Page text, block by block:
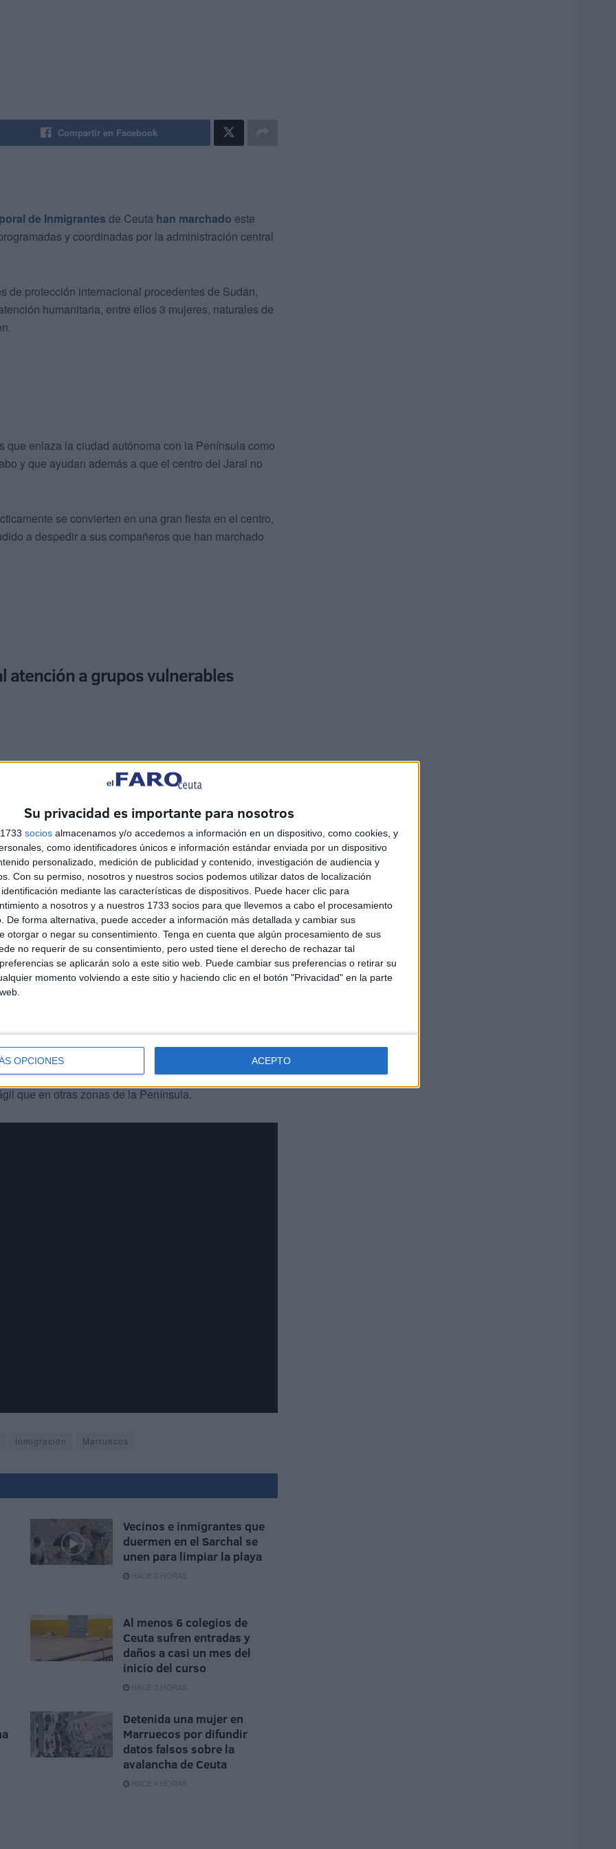
Su privacidad es importante para nosotros
socios almacenamos y/o accedemos a información en un dispositivo, como cookies, y
como identificadores únicos e información estándar enviada por un dispositivo
personalizado, medición de publicidad y contenido, investigación de audiencia y
Con su permiso, nosotros y nuestros socios podemos utilizar datos de localización
mediante las características de dispositivos. Puede hacer clic para
a nosotros y a nuestros 1733 socios para que llevemos a cabo el procesamiento
De forma alternativa, puede acceder a información más detallada y cambiar sus
otorgar o negar su consentimiento. Tenga en cuenta que algún procesamiento de sus
no requerir de su consentimiento, pero usted tiene el derecho de rechazar tal
se aplicarán solo a este sitio web. Puede cambiar sus preferencias o retirar su
momento volviendo a este sitio y haciendo clic en el botón "Privacidad" en la parte
OPCIONES ACEPTO
Compartir en Facebook
de Inmigrantes de Ceuta han marchado este
y coordinadas por la administración central
de protección internacional procedentes de Sudán,
humanitaria, entre ellos 3 mujeres, naturales de
que enlaza la ciudad autónoma con la Península como
y que ayudan además a que el centro del Jaral no
se convierten en una gran fiesta en el centro,
a despedir a sus compañeros que han marchado
atención a grupos vulnerables
todas las semanas, todas ellas
de una orientación al llegar alotro lado del
grupos vulnerables, los colectivos integrados por
protección para que tengan una prioridad en la
cruzado la valla o bordeado a nado el espigón,
a la Península o residir en algún punto de Europa.
en la frontera sur.
son los que tienen mayor presencia en las
(rusos y sudamericanos) para pedir un asilo
que en otras zonas de la Península.
Inmigración Marruecos
Vecinos e inmigrantes que
duermen en el Sarchal se
unen para limpiar la playa
HACE 2 HORAS
Al menos 6 colegios de
Ceuta sufren entradas y
daños a casi un mes del
inicio del curso
HACE 3 HORAS
Detenida una mujer en
Marruecos por difundir
datos falsos sobre la
avalancha de Ceuta
HACE 4 HORAS